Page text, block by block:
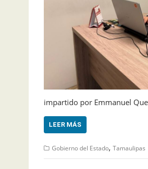
impartido por Emmanuel
LEER MÁS
Gobierno del Estado, Tamaulipas